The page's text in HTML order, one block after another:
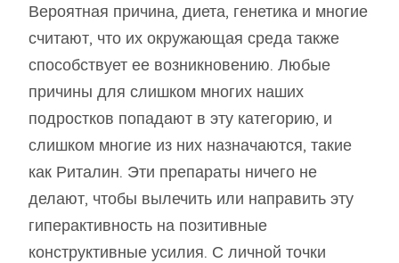
Вероятная причина, диета, генетика и многие
считают, что их окружающая среда также
способствует ее возникновению. Любые
причины для слишком многих наших
подростков попадают в эту категорию, и
слишком многие из них назначаются, такие
как Риталин. Эти препараты ничего не
делают, чтобы вылечить или направить эту
гиперактивность на позитивные
конструктивные усилия. С личной точки